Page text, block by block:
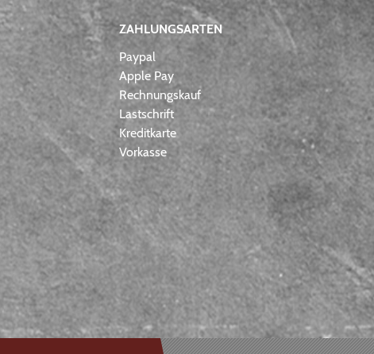
ZAHLUNGSARTEN
Paypal
Apple Pay
Rechnungskauf
Lastschrift
Kreditkarte
Vorkasse